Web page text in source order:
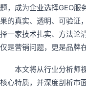
题，成为企业选择GEO服
果的真实、透明、可验证
择一家技术扎实、方法论
仅是营销问题，更是品牌
本文将从行业分析师
核心特质，并深度剖析市